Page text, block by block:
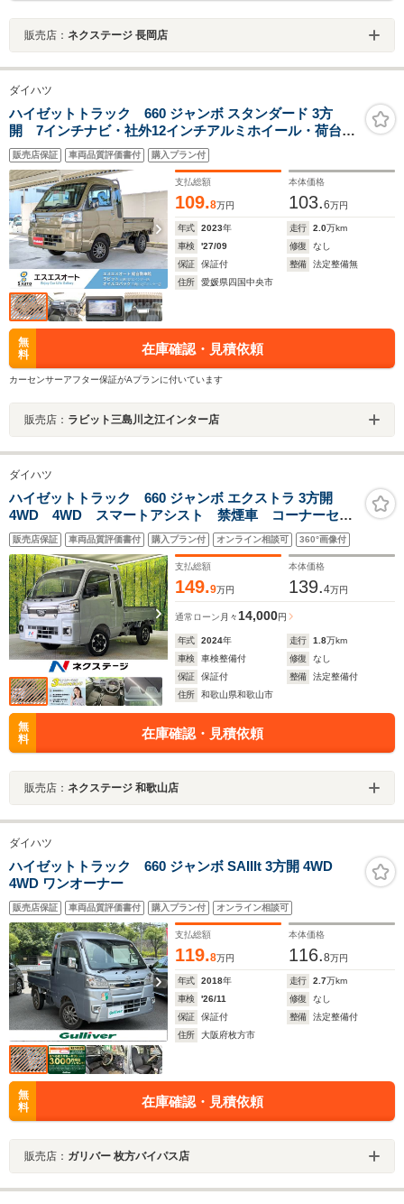
販売店： ネクステージ 長岡店
ダイハツ
ハイゼットトラック 660 ジャンボ スタンダード 3方
開 7インチナビ・社外12インチアルミホイール・荷台ゴ
ムマット・ドアバイザー・ブリムカバー・パーキングセ
ンサー・ヘッドライトレベライザー・オートライト・オ
ートハイビーム・ワンオーナー
販売店保証 車両品質評価書付 購入プラン付
支払総額
109.8万円
本体価格
103.6万円
年式 2023年 走行 2.0万km
車検
'27/09 修復
なし
保証
保証付 整備
法定整備無
住所
愛媛県四国中央市
無
料
在庫確認・見積依頼
カーセンサーアフター保証がAプランに付いています
販売店： ラビット三島川之江インター店
ダイハツ
ハイゼットトラック 660 ジャンボ エクストラ 3方開
4WD 4WD スマートアシスト 禁煙車 コーナーセン
サー エアコン LEDヘッドライト＆フォグライト
LED大型荷台作業灯 3方開荷台 スマートキー＆プッシ
ュスタート オーディオ
販売店保証 車両品質評価書付 購入プラン付 オンライン相談可 360°画像付
支払総額
149.9万円
本体価格
139.4万円
通常ローン 月々14,000円
年式 2024年 走行 1.8万km
車検
車検整備付 修復
なし
保証
保証付 整備
法定整備付
住所
和歌山県和歌山市
無
料
在庫確認・見積依頼
販売店： ネクステージ 和歌山店
ダイハツ
ハイゼットトラック 660 ジャンボ SAIIIt 3方開 4WD
4WD ワンオーナー
販売店保証 車両品質評価書付 購入プラン付 オンライン相談可
支払総額
119.8万円
本体価格
116.8万円
年式 2018年 走行 2.7万km
車検
'26/11 修復
なし
保証
保証付 整備
法定整備付
住所
大阪府枚方市
無
料
在庫確認・見積依頼
販売店： ガリバー 枚方バイパス店